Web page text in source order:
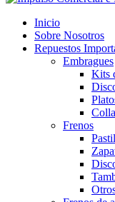
Inicio
Sobre Nosotros
Repuestos
Embragues
Kits
Frenos